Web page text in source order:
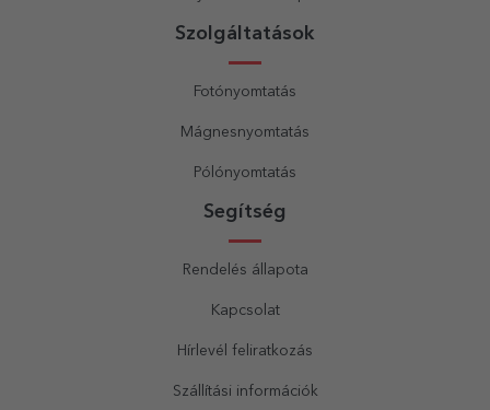
Szolgáltatások
Fotónyomtatás
Mágnesnyomtatás
Pólónyomtatás
Segítség
Rendelés állapota
Kapcsolat
Hírlevél feliratkozás
Szállítási információk